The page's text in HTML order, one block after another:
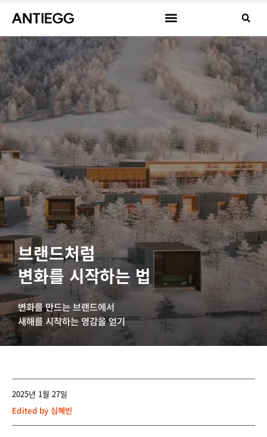
브랜드처럼
변화를 시작하는 법
변화를 만드는 브랜드에서
새해를 시작하는 영감을 얻기
2025년 1월 27일
Edited by 심혜빈